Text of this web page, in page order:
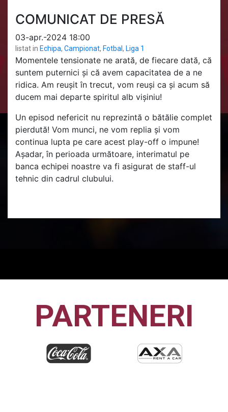
COMUNICAT DE PRESĂ
03-apr.-2024 18:00
listat in Echipa, Campionat, Fotbal , Liga 1
Momentele tensionate ne arată, de fiecare dată, că
suntem puternici și că avem capacitatea de a ne
ridica. Am reușit în trecut, vom reuși ca și acum să
ducem mai departe spiritul alb vișiniu!
Un episod nefericit nu reprezintă o bătălie complet
pierdută! Vom munci, ne vom replia și vom
continua lupta pe care acest play-off o impune!
Așadar, în perioada următoare, interimatul pe
banca echipei noastre va fi asigurat de staff-ul
tehnic din cadrul clubului.
PARTENERI